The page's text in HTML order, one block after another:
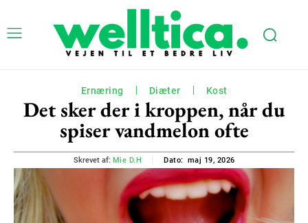
Ernæring Diæter Kost
Det sker der i kroppen, når du
spiser vandmelon ofte
Skrevet af: Mie D.H Dato: maj 19, 2026